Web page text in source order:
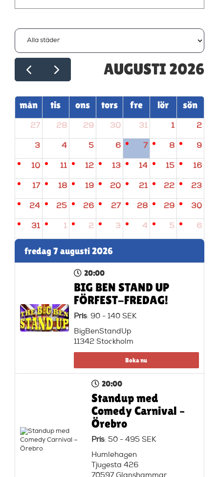
AUGUSTI 2026
mån tis ons tors fre lör sön
27 28 29 30 31 1 2
3 4 5 6 7 8 9
10 11 12 13 14 15 16
17 18 19 20 21 22 23
24 25 26 27 28 29 30
31 1 2 3 4 5 6
fredag 7 augusti 2026
20:00
BIG BEN STAND UP
FÖRFEST-FREDAG!
Pris: 90 - 140 SEK
BigBenStandUp
11342 Stockholm
Boka nu
20:00
Standup med
Comedy Carnival –
Örebro
Pris: 50 - 495 SEK
Humlehagen
Tjugesta 426